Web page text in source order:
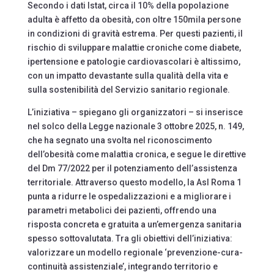
Secondo i dati Istat, circa il 10% della popolazione
adulta è affetto da obesità, con oltre 150mila persone
in condizioni di gravità estrema. Per questi pazienti, il
rischio di sviluppare malattie croniche come diabete,
ipertensione e patologie cardiovascolari è altissimo,
con un impatto devastante sulla qualità della vita e
sulla sostenibilità del Servizio sanitario regionale.
L’iniziativa – spiegano gli organizzatori – si inserisce
nel solco della Legge nazionale 3 ottobre 2025, n. 149,
che ha segnato una svolta nel riconoscimento
dell’obesità come malattia cronica, e segue le direttive
del Dm 77/2022 per il potenziamento dell’assistenza
territoriale. Attraverso questo modello, la Asl Roma 1
punta a ridurre le ospedalizzazioni e a migliorare i
parametri metabolici dei pazienti, offrendo una
risposta concreta e gratuita a un’emergenza sanitaria
spesso sottovalutata. Tra gli obiettivi dell’iniziativa:
valorizzare un modello regionale ‘prevenzione-cura-
continuità assistenziale’, integrando territorio e